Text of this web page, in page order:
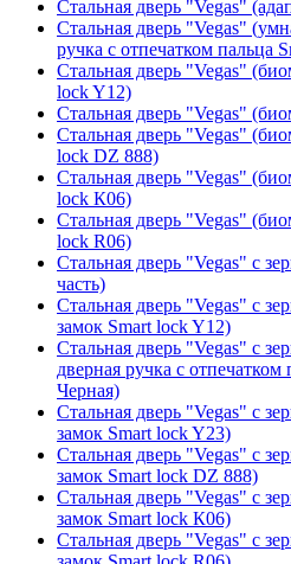
Стальная дверь "Vegas"
Стальная дверь "Vegas"
ручка с отпечатком пальца
Стальная дверь "Vegas"
lock Y12)
Стальная дверь "Vegas"
Стальная дверь "Vegas"
lock DZ 888)
Стальная дверь "Vegas"
lock К06)
Стальная дверь "Vegas"
lock R06)
Стальная дверь "Vegas" с
часть)
Стальная дверь "Vegas" с
замок Smart lock Y12)
Стальная дверь "Vegas" с
дверная ручка с
Черная)
Стальная дверь "Vegas" с
замок Smart lock Y23)
Стальная дверь "Vegas" с
замок Smart lock DZ 888)
Стальная дверь "Vegas" с
замок Smart lock К06)
Стальная дверь "Vegas" с